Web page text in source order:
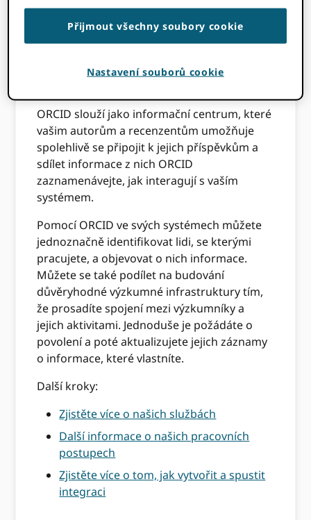
výzkumné zdroje, členství ve společnosti,
vyznamenání a další vědeckou
infrastrukturu.
Připojení se provádí pomocí našeho API v
ORCID slouží jako informační centrum, které
vašim autorům a recenzentům umožňuje
spolehlivě se připojit k jejich příspěvkům a
sdílet informace z nich ORCID
zaznamenávejte, jak interagují s vaším
systémem.
Pomocí ORCID ve svých systémech můžete
jednoznačně identifikovat lidi, se kterými
pracujete, a objevovat o nich informace.
Můžete se také podílet na budování
důvěryhodné výzkumné infrastruktury tím,
že prosadíte spojení mezi výzkumníky a
jejich aktivitami. Jednoduše je požádáte o
povolení a poté aktualizujete jejich záznamy
o informace, které vlastníte.
Další kroky:
Zjistěte více o našich službách
Další informace o našich pracovních
postupech
Zjistěte více o tom, jak vytvořit a spustit
integraci
Přijmout všechny soubory cookie
Nastavení souborů cookie